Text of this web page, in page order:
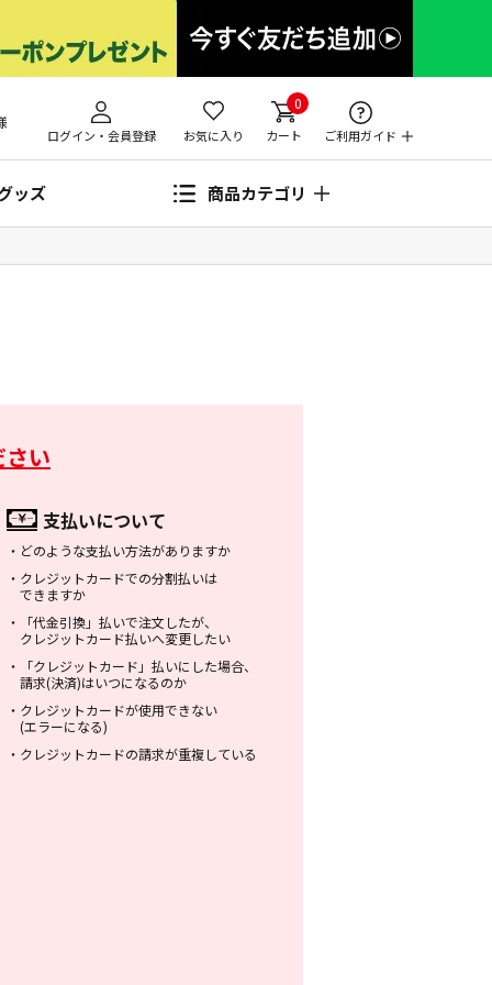
ログイン・会員登録 お気に入り
0
カート ご利用ガイド
ッズ 商品カテゴリ
い
支払いについて
・ どのような支払い方法がありますか
・ クレジットカードでの分割払いは
できますか
・
「代金引換」払いで注文したが、
クレジットカード払いへ変更したい
・
「クレジットカード」払いにした場合、
請求(決済)はいつになるのか
・ クレジットカードが使用できない
(エラーになる)
・ クレジットカードの請求が重複している